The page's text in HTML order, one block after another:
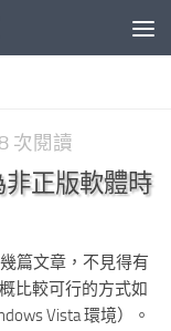
次閱讀
非正版軟體時
篇文章，不見得有
比較可行的方式如
Vista 環境）。